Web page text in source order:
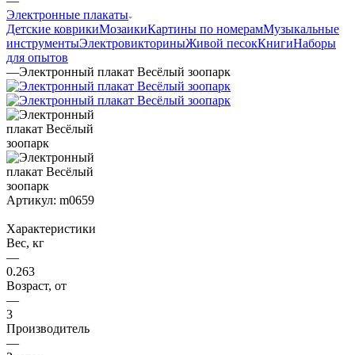
Электронные плакаты
Детские коврикиМозаикиКартины по номерамМузыкальные
инструментыЭлектровикториныЖивой песокКнигиНаборы
для опытов
—Электронный плакат Весёлый зоопарк
Артикул: m0659
Характеристики
Вес, кг
—
0.263
Возраст, от
—
3
Производитель
—